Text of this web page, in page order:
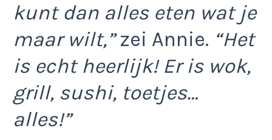
kunt dan alles eten wat je
maar wilt,”zei Annie. “Het
is echt heerlijk! Er is wok,
grill, sushi, toetjes…
alles!”